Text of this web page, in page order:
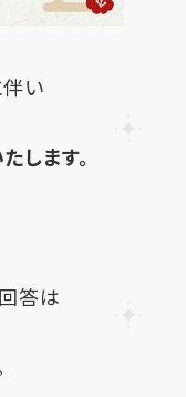
い
します。
答は